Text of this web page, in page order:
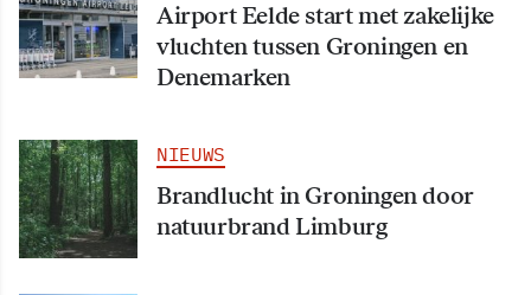
Airport Eelde start met zakelijke
vluchten tussen Groningen en
Denemarken
NIEUWS
Brandlucht in Groningen door
natuurbrand Limburg